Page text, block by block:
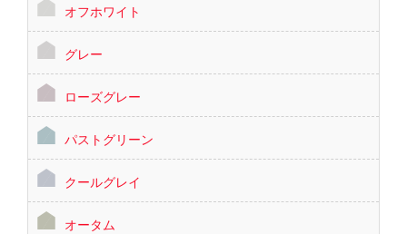
オフホワイト
グレー
ローズグレー
パストグリーン
クールグレイ
オータム